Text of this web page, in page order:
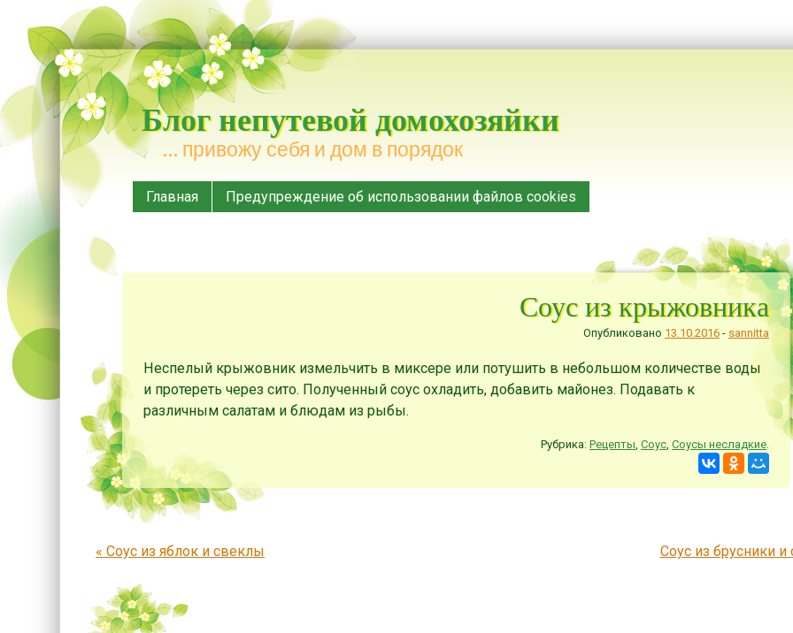
Блог непутевой домохозяйки
… привожу себя и дом в порядок
Меню
Наверх
Главная Предупреждение об использовании файлов cookies
Соус из крыжовника
Опубликовано 13.10.2016 - sannitta
Неспелый крыжовник измельчить в миксере или потушить в небольшом количестве воды
и протереть через сито. Полученный соус охладить, добавить майонез. Подавать к
различным салатам и блюдам из рыбы.
Рубрика:Рецепты ,Соус ,Соусы несладкие
Запись навигация
« Соус из яблок и свеклы Соус из брусники и